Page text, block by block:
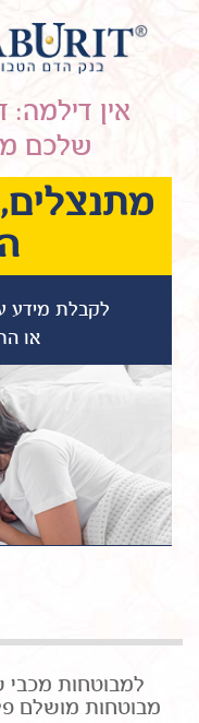
אין דילמה:
שלכם
לקבלת מידע
או
למבוטחות מכבי שלי -
מבוטחות מושלם